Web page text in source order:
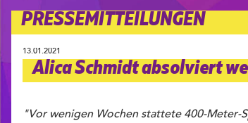
PRESSEMITTEILUNGEN
13.01.2021
Alica Schmidt absolviert
"Vor wenigen Wochen stattete 400-Meter-